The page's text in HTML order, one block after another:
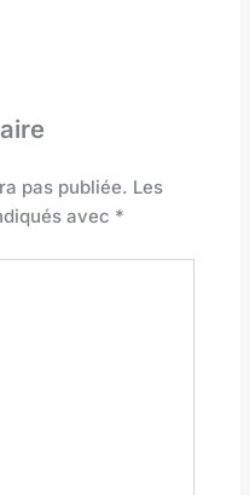
pas publiée. Les
avec *